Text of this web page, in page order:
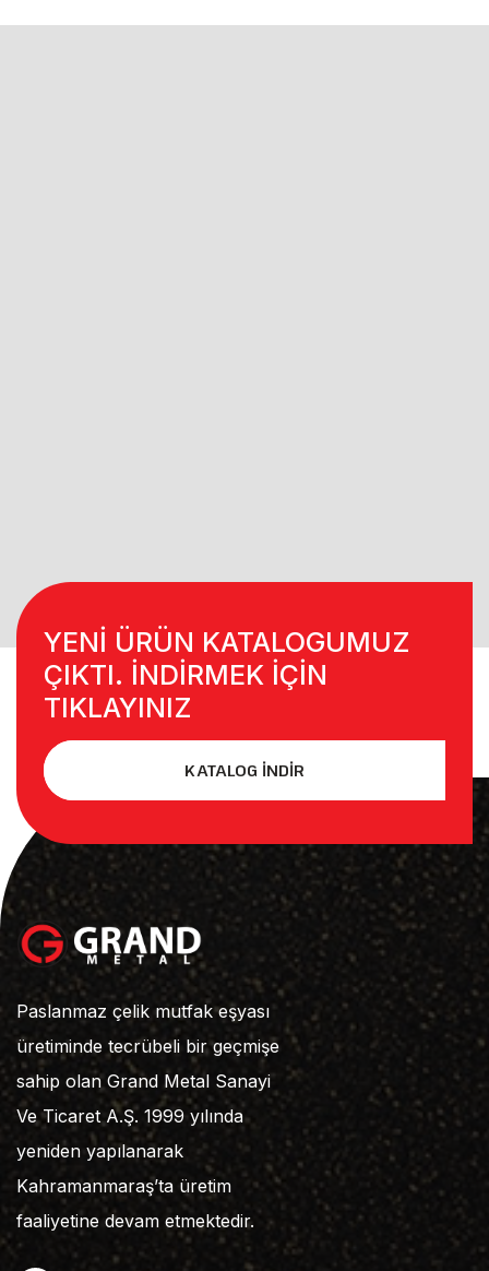
YENİ ÜRÜN KATALOGUMUZ
ÇIKTI. İNDİRMEK İÇİN
TIKLAYINIZ
KATALOG İNDİR
Paslanmaz çelik mutfak eşyası
üretiminde tecrübeli bir geçmişe
sahip olan Grand Metal Sanayi
Ve Ticaret A.Ş. 1999 yılında
yeniden yapılanarak
Kahramanmaraş’ta üretim
faaliyetine devam etmektedir.